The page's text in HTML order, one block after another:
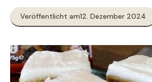
Veröffentlicht am12. Dezember 2024